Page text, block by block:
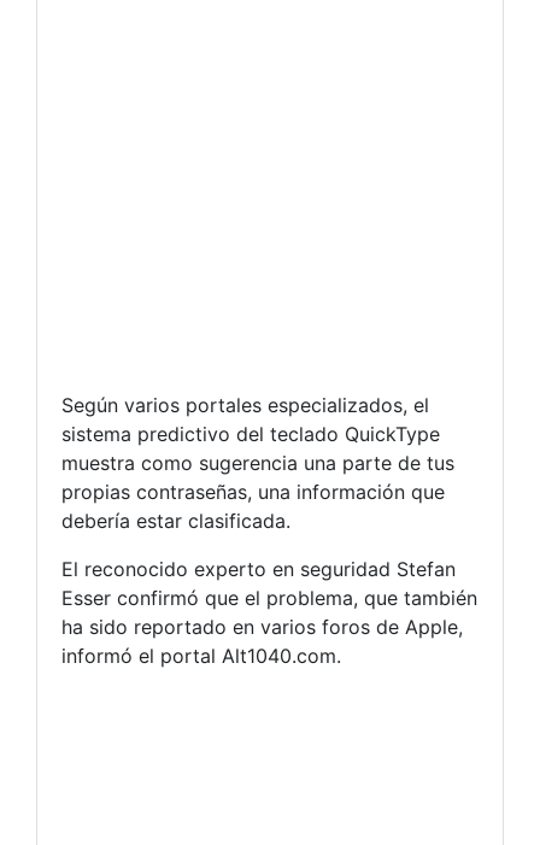
Según varios portales especializados, el
sistema predictivo del teclado QuickType
muestra como sugerencia una parte de tus
propias contraseñas, una información que
debería estar clasificada.
El reconocido experto en seguridad Stefan
Esser confirmó que el problema, que también
ha sido reportado en varios foros de Apple,
informó el portal Alt1040.com.